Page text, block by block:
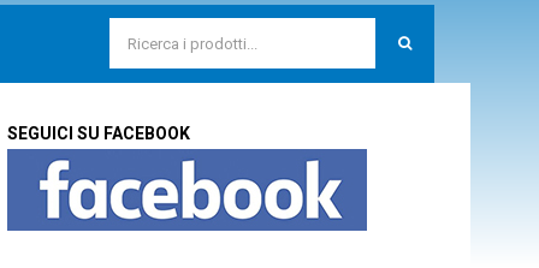
SEGUICI SU FACEBOOK